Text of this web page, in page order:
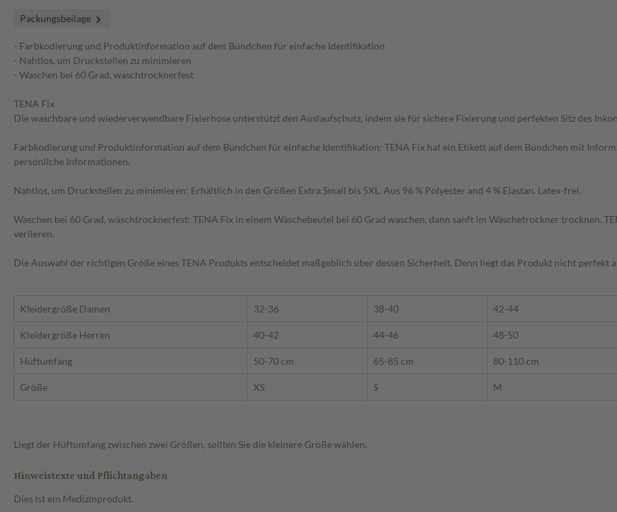
Packungsbeilage
- Farbkodierung und Produktinformation auf dem Bündchen für einfache Identifikation
- Nahtlos, um Druckstellen zu minimieren
- Waschen bei 60 Grad, wäschtrocknerfest
TENA Fix
Die waschbare und wiederverwendbare Fixierhose unterstützt den Auslaufschutz, indem sie für sichere Fixierung und perfekten Sitz des
Farbkodierung und Produktinformation auf dem Bündchen für einfache Identifikation: TENA Fix hat ein Etikett auf dem Bündchen mit
persönliche Informationen.
Nahtlos, um Druckstellen zu minimieren: Erhältlich in den Größen Extra Small bis 5XL. Aus 96 % Polyester and 4 % Elastan. Latex-frei.
Waschen bei 60 Grad, wäschtrocknerfest: TENA Fix in einem Wäschebeutel bei 60 Grad waschen, dann sanft im Wäschetrockner trocknen.
verlieren.
Die Auswahl der richtigen Größe eines TENA Produkts entscheidet maßgeblich über dessen Sicherheit. Denn liegt das Produkt nicht perfekt
Kleidergröße Damen 32-36 38-40 42-44
Kleidergröße Herren 40-42 44-46 48-50
Hüftumfang 50-70 cm 65-85 cm 80-110 cm
Größe XS S M
Liegt der Hüftumfang zwischen zwei Größen, sollten Sie die kleinere Größe wählen.
Hinweistexte und Pflichtangaben
Dies ist ein Medizinprodukt.